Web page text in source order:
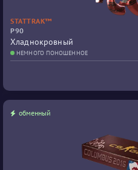
STATTRAK™
P90
Хладнокровный
НЕМНОГО ПОНОШЕННОЕ
обменный